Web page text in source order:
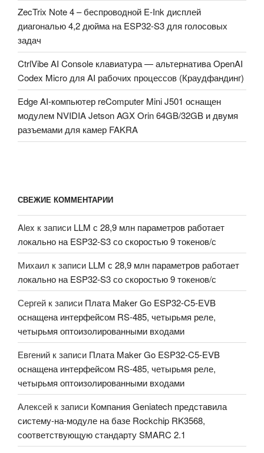
ZecTrix Note 4 – беспроводной E-Ink дисплей
диагональю 4,2 дюйма на ESP32-S3 для голосовых
задач
CtrlVibe AI Console клавиатура — альтернатива OpenAI
Codex Micro для AI рабочих процессов (Краудфандинг)
Edge AI-компьютер reComputer Mini J501 оснащен
модулем NVIDIA Jetson AGX Orin 64GB/32GB и двумя
разъемами для камер FAKRA
СВЕЖИЕ КОММЕНТАРИИ
Alex к записи LLM с 28,9 млн параметров работает
локально на ESP32-S3 со скоростью 9 токенов/с
Михаил к записи LLM с 28,9 млн параметров работает
локально на ESP32-S3 со скоростью 9 токенов/с
Сергей к записи Плата Maker Go ESP32-C5-EVB
оснащена интерфейсом RS-485, четырьмя реле,
четырьмя оптоизолированными входами
Евгений к записи Плата Maker Go ESP32-C5-EVB
оснащена интерфейсом RS-485, четырьмя реле,
четырьмя оптоизолированными входами
Алексей к записи Компания Geniatech представила
систему-на-модуле на базе Rockchip RK3568,
соответствующую стандарту SMARC 2.1